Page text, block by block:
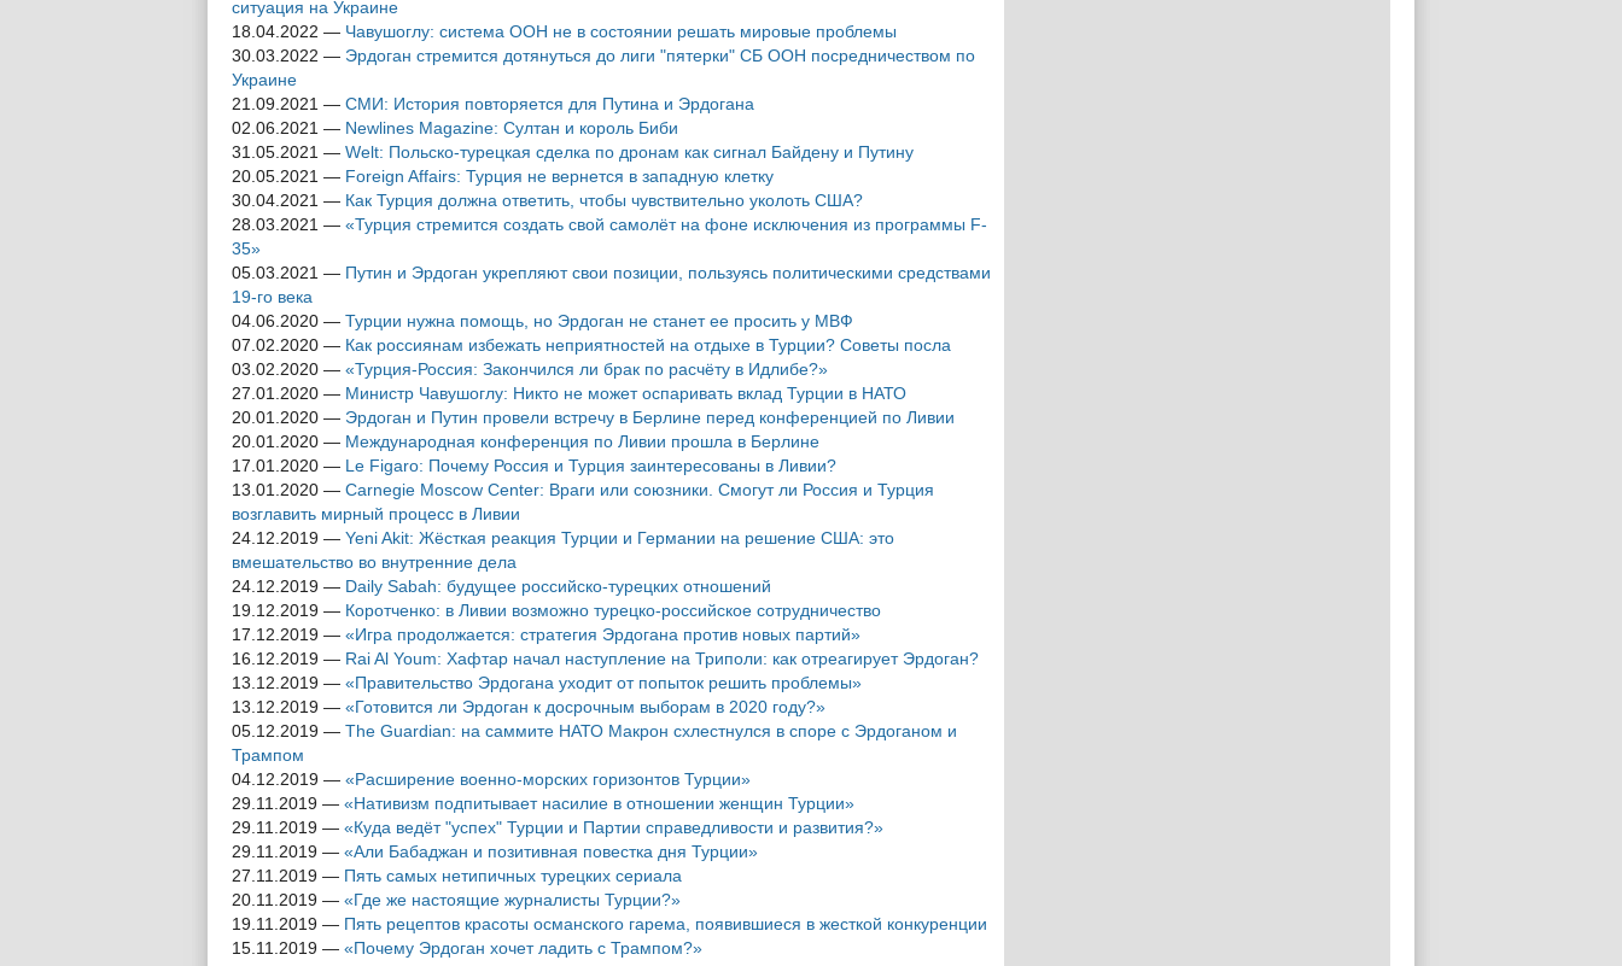
ситуация на Украине
18.04.2022 — Чавушоглу: система ООН не в состоянии решать мировые проблемы
30.03.2022 — Эрдоган стремится дотянуться до лиги "пятерки" СБ ООН посредничеством по
Украине
21.09.2021 — СМИ: История повторяется для Путина и Эрдогана
02.06.2021 — Newlines Magazine: Султан и король Биби
31.05.2021 — Welt: Польско-турецкая сделка по дронам как сигнал Байдену и Путину
20.05.2021 — Foreign Affairs: Турция не вернется в западную клетку
30.04.2021 — Как Турция должна ответить, чтобы чувствительно уколоть США?
28.03.2021 — «Турция стремится создать свой самолёт на фоне исключения из программы F-
35»
05.03.2021 — Путин и Эрдоган укрепляют свои позиции, пользуясь политическими средствами
19-го века
04.06.2020 — Турции нужна помощь, но Эрдоган не станет ее просить у МВФ
07.02.2020 — Как россиянам избежать неприятностей на отдыхе в Турции? Советы посла
03.02.2020 — «Турция-Россия: Закончился ли брак по расчёту в Идлибе?»
27.01.2020 — Министр Чавушоглу: Никто не может оспаривать вклад Турции в НАТО
20.01.2020 — Эрдоган и Путин провели встречу в Берлине перед конференцией по Ливии
20.01.2020 — Международная конференция по Ливии прошла в Берлине
17.01.2020 — Le Figaro: Почему Россия и Турция заинтересованы в Ливии?
13.01.2020 — Carnegie Moscow Center: Враги или союзники. Смогут ли Россия и Турция
возглавить мирный процесс в Ливии
24.12.2019 — Yeni Akit: Жёсткая реакция Турции и Германии на решение США: это
вмешательство во внутренние дела
24.12.2019 — Daily Sabah: будущее российско-турецких отношений
19.12.2019 — Коротченко: в Ливии возможно турецко-российское сотрудничество
17.12.2019 — «Игра продолжается: стратегия Эрдогана против новых партий»
16.12.2019 — Rai Al Youm: Хафтар начал наступление на Триполи: как отреагирует Эрдоган?
13.12.2019 — «Правительство Эрдогана уходит от попыток решить проблемы»
13.12.2019 — «Готовится ли Эрдоган к досрочным выборам в 2020 году?»
05.12.2019 — The Guardian: на саммите НАТО Макрон схлестнулся в споре с Эрдоганом и
Трампом
04.12.2019 — «Расширение военно-морских горизонтов Турции»
29.11.2019 — «Нативизм подпитывает насилие в отношении женщин Турции»
29.11.2019 — «Куда ведёт "успех" Турции и Партии справедливости и развития?»
29.11.2019 — «Али Бабаджан и позитивная повестка дня Турции»
27.11.2019 — Пять самых нетипичных турецких сериала
20.11.2019 — «Где же настоящие журналисты Турции?»
19.11.2019 — Пять рецептов красоты османского гарема, появившиеся в жесткой конкуренции
15.11.2019 — «Почему Эрдоган хочет ладить с Трампом?»